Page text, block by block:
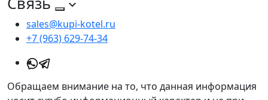
sales@kupi-kotel.ru
+7 (963) 629-74-34
Обращаем внимание на то, что данная информация